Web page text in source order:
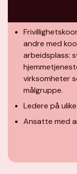
andre med
arbeidsplass:
virksomheter
målgruppe.
Ledere på
Ansatte med